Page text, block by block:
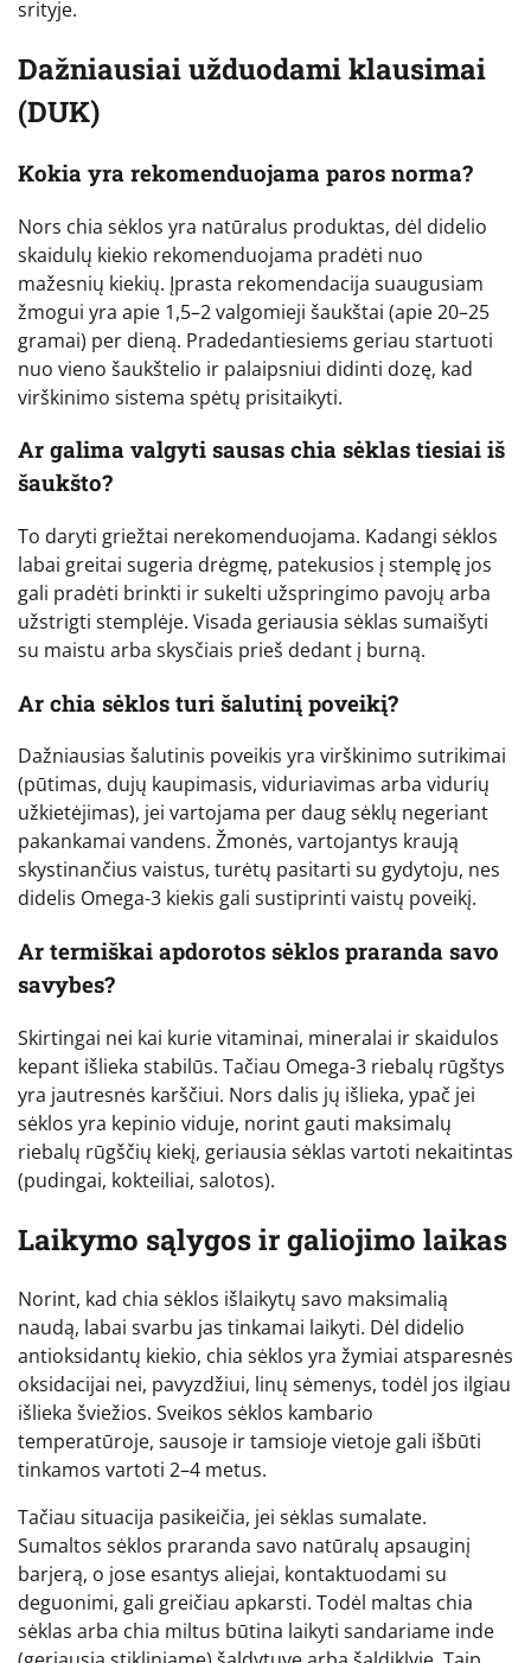
srityje.
Dažniausiai užduodami klausimai
(DUK)
Kokia yra rekomenduojama paros norma?
Nors chia sėklos yra natūralus produktas, dėl didelio
skaidulų kiekio rekomenduojama pradėti nuo
mažesnių kiekių. Įprasta rekomendacija suaugusiam
žmogui yra apie 1,5–2 valgomieji šaukštai (apie 20–25
gramai) per dieną. Pradedantiesiems geriau startuoti
nuo vieno šaukštelio ir palaipsniui didinti dozę, kad
virškinimo sistema spėtų prisitaikyti.
Ar galima valgyti sausas chia sėklas tiesiai iš
šaukšto?
To daryti griežtai nerekomenduojama. Kadangi sėklos
labai greitai sugeria drėgmę, patekusios į stemplę jos
gali pradėti brinkti ir sukelti užspringimo pavojų arba
užstrigti stemplėje. Visada geriausia sėklas sumaišyti
su maistu arba skysčiais prieš dedant į burną.
Ar chia sėklos turi šalutinį poveikį?
Dažniausias šalutinis poveikis yra virškinimo sutrikimai
(pūtimas, dujų kaupimasis, viduriavimas arba vidurių
užkietėjimas), jei vartojama per daug sėklų negeriant
pakankamai vandens. Žmonės, vartojantys kraują
skystinančius vaistus, turėtų pasitarti su gydytoju, nes
didelis Omega-3 kiekis gali sustiprinti vaistų poveikį.
Ar termiškai apdorotos sėklos praranda savo
savybes?
Skirtingai nei kai kurie vitaminai, mineralai ir skaidulos
kepant išlieka stabilūs. Tačiau Omega-3 riebalų rūgštys
yra jautresnės karščiui. Nors dalis jų išlieka, ypač jei
sėklos yra kepinio viduje, norint gauti maksimalų
riebalų rūgščių kiekį, geriausia sėklas vartoti nekaitintas
(pudingai, kokteiliai, salotos).
Laikymo sąlygos ir galiojimo laikas
Norint, kad chia sėklos išlaikytų savo maksimalią
naudą, labai svarbu jas tinkamai laikyti. Dėl didelio
antioksidantų kiekio, chia sėklos yra žymiai atsparesnės
oksidacijai nei, pavyzdžiui, linų sėmenys, todėl jos ilgiau
išlieka šviežios. Sveikos sėklos kambario
temperatūroje, sausoje ir tamsioje vietoje gali išbūti
tinkamos vartoti 2–4 metus.
Tačiau situacija pasikeičia, jei sėklas sumalate.
Sumaltos sėklos praranda savo natūralų apsauginį
barjerą, o jose esantys aliejai, kontaktuodami su
deguonimi, gali greičiau apkarsti. Todėl maltas chia
sėklas arba chia miltus būtina laikyti sandariame inde